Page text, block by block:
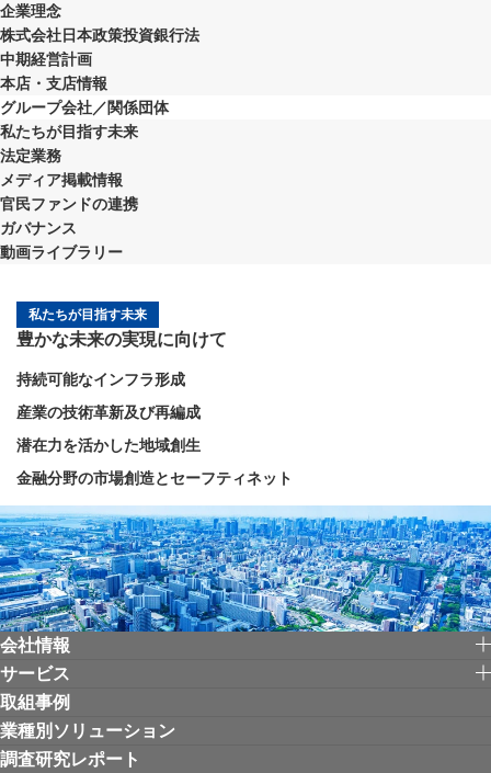
企業理念
株式会社日本政策投資銀行法
中期経営計画
本店・支店情報
グループ会社／関係団体
私たちが目指す未来
法定業務
メディア掲載情報
官民ファンドの連携
ガバナンス
動画ライブラリー
私たちが目指す未来
豊かな未来の実現に向けて
持続可能なインフラ形成
産業の技術革新及び再編成
潜在力を活かした地域創生
金融分野の市場創造とセーフティネット
会社情報
サービス
取組事例
業種別ソリューション
調査研究レポート